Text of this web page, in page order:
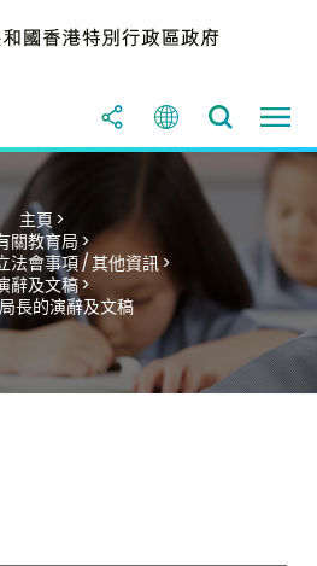
主頁 >
關教育局 >
法會事項 / 其他資訊 >
辭及文稿 >
長的演辭及文稿